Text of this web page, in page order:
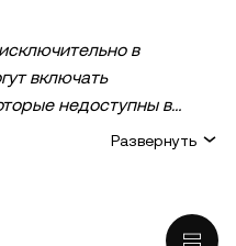
в
включать
недоступны в
инвестиционным
Развернуть